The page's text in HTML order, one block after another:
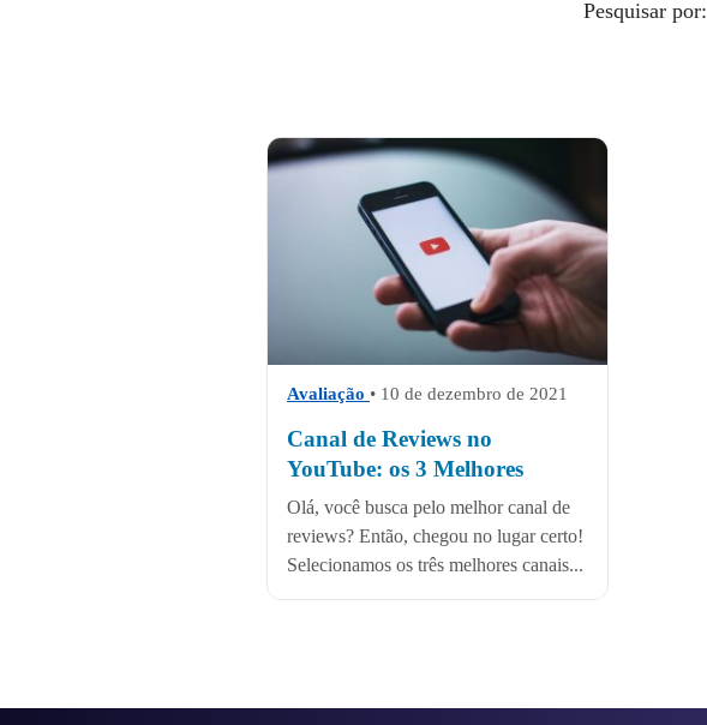
Pesquisar por:
Avaliação • 10 de dezembro de 2021
Canal de Reviews no
YouTube: os 3 Melhores
Olá, você busca pelo melhor canal de
reviews? Então, chegou no lugar certo!
Selecionamos os três melhores canais...